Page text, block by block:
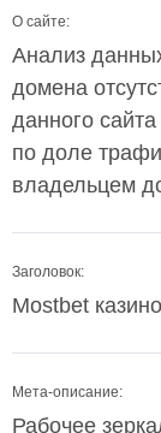
О сайте:
Анализ
домена
данного
по доле
владельцем
Заголовок:
Mostbet
Мета-описание:
Рабочее